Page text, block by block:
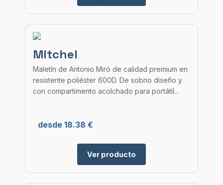
Mitchel
Maletín de Antonio Miró de calidad premium en
resistente poliéster 600D. De sobrio diseño y
con compartimento acolchado para portátil...
desde 18.38 €
Ver producto